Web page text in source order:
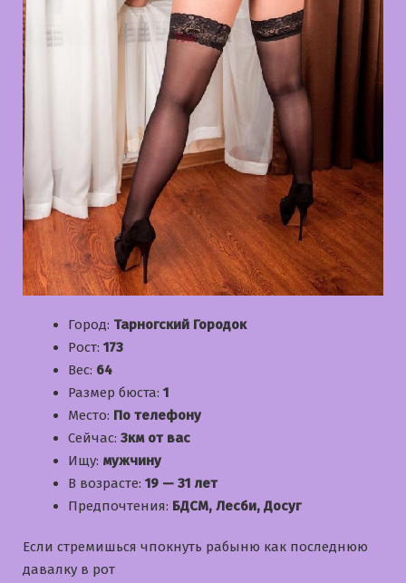
Город: Тарногский Городок
Рост: 173
Вес: 64
Размер бюста: 1
Место: По телефону
Сейчас: 3км от вас
Ищу: мужчину
В возрасте: 19 — 31 лет
Предпочтения: БДСМ, Лесби, Досуг
Если стремишься чпокнуть рабыню как последнюю
давалку в рот